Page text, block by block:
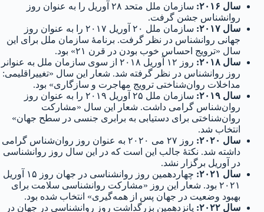
سال ۲۰۱۶:
سازمان ملل متحد ۲۸ آوریل را به عنوان روز
روانشناس جشن گرفت.
سال ۲۰۱۷:
سازمان ملل ۲۰ آوریل ۲۰۱۷ را به عنوان روز
جهانی روانشناس در نظر گرفت. برنامهٔ سازمان ملل برای این
سال «ترویج احساس خوب بودن در قرن ۲۱» بود.
سال ۲۰۱۸:‌
روز ۱۲ آوریل ۲۰۱۸ از سوی سازمان ملل به عنوانر
روز روانشناس در نظر گرفته شد. شعار این سال «تغییراقلیمی:
مداخلات روان‌شناختی ترویج مهاجرت و سازگاری» بود.
سال ۲۰۱۹:
سازمان ملل ۲۵ آوریل ۲۰۱۹ را به عنوان روز
روان‌شناس گرامی داشت. شعار این سال «مشارکت
روان‌شناختی برای دستیابی به برابری جنسی در سطح جهان»
انتخاب شد.
سال ۲۰۲۰:
روز ۲۷ می ۲۰۲۰ به عنوان روز روان‌شناس گرامی
داشته شد. نکتهٔ جالب این است که در این سال روز روانشناسی
در آوریل برگزار نشد.
سال ۲۰۲۱:
چهاردهمین روز روانشناسی در جهان روز ۱۵ آوریل
۲۰۲۱ بود. شعار این روز «مشارکت روانشناسی سلامت برای
بهبود وضعیت در جهان پس از همه‌گیری» انتخاب شده بود.
سال ۲۰۲۲:
پانزدهمین بزرگداشت روز روانشناسی در جهان در